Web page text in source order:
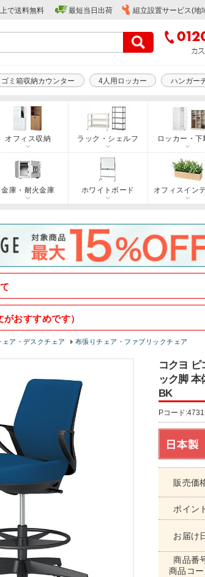
で送料無料 最短当日出荷 組立設置サービス(地
ゴミ箱収納カウンター 4人用ロッカー ハンガー
オフィス収納 ラック・シェルフ ロッカー・下
金庫・耐火金庫 ホワイトボード オフィスイン
おすすめです）
ェア・デスクチェア 布張りチェア・ファブリックチェア
コクヨ ピ
ック脚 本
BK
Pコード
販売価
ポイン
お届け
商品番
商品コー